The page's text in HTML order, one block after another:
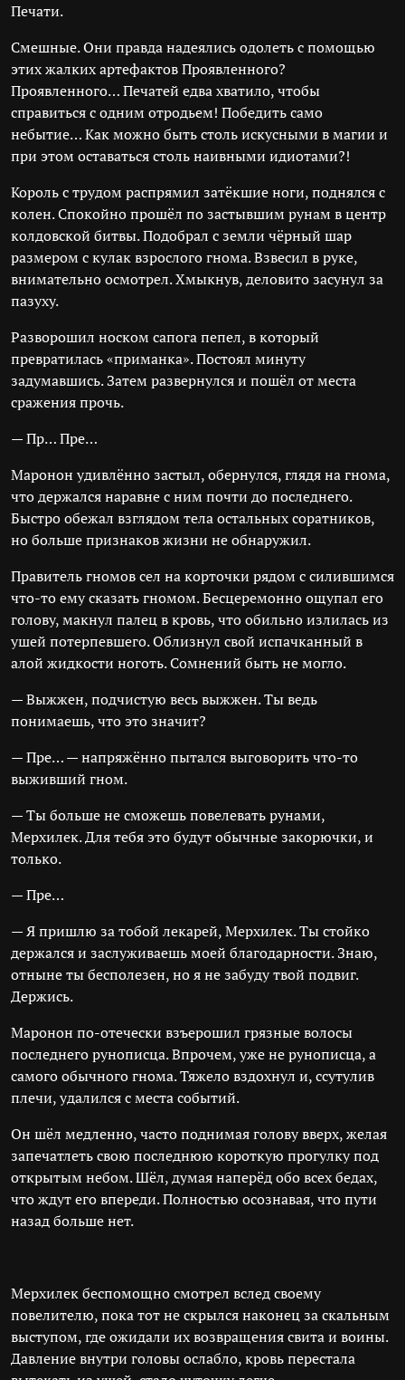
Печати.
Смешные. Они правда надеялись одолеть с помощью
этих жалких артефактов Проявленного?
Проявленного… Печатей едва хватило, чтобы
справиться с одним отродьем! Победить само
небытие… Как можно быть столь искусными в магии и
при этом оставаться столь наивными идиотами?!
Король с трудом распрямил затёкшие ноги, поднялся с
колен. Спокойно прошёл по застывшим рунам в центр
колдовской битвы. Подобрал с земли чёрный шар
размером с кулак взрослого гнома. Взвесил в руке,
внимательно осмотрел. Хмыкнув, деловито засунул за
пазуху.
Разворошил носком сапога пепел, в который
превратилась «приманка». Постоял минуту
задумавшись. Затем развернулся и пошёл от места
сражения прочь.
— Пр… Пре…
Маронон удивлённо застыл, обернулся, глядя на гнома,
что держался наравне с ним почти до последнего.
Быстро обежал взглядом тела остальных соратников,
но больше признаков жизни не обнаружил.
Правитель гномов сел на корточки рядом с силившимся
что-то ему сказать гномом. Бесцеремонно ощупал его
голову, макнул палец в кровь, что обильно излилась из
ушей потерпевшего. Облизнул свой испачканный в
алой жидкости ноготь. Сомнений быть не могло.
— Выжжен, подчистую весь выжжен. Ты ведь
понимаешь, что это значит?
— Пре… — напряжённо пытался выговорить что-то
выживший гном.
— Ты больше не сможешь повелевать рунами,
Мерхилек. Для тебя это будут обычные закорючки, и
только.
— Пре…
— Я пришлю за тобой лекарей, Мерхилек. Ты стойко
держался и заслуживаешь моей благодарности. Знаю,
отныне ты бесполезен, но я не забуду твой подвиг.
Держись.
Маронон по-отечески взъерошил грязные волосы
последнего рунописца. Впрочем, уже не рунописца, а
самого обычного гнома. Тяжело вздохнул и, ссутулив
плечи, удалился с места событий.
Он шёл медленно, часто поднимая голову вверх, желая
запечатлеть свою последнюю короткую прогулку под
открытым небом. Шёл, думая наперёд обо всех бедах,
что ждут его впереди. Полностью осознавая, что пути
назад больше нет.
Мерхилек беспомощно смотрел вслед своему
повелителю, пока тот не скрылся наконец за скальным
выступом, где ожидали их возвращения свита и воины.
Давление внутри головы ослабло, кровь перестала